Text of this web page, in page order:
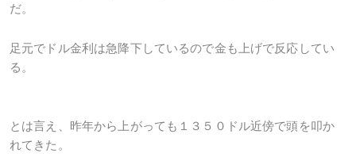
だ。
足元でドル金利は急降下しているので金も上げで反応してい
る。
とは言え、昨年から上がっても１３５０ドル近傍で頭を叩か
れてきた。